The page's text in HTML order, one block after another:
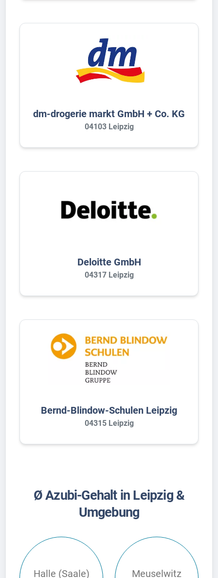
dm-drogerie markt GmbH + Co. KG
04103 Leipzig
Deloitte GmbH
04317 Leipzig
Bernd-Blindow-Schulen Leipzig
04315 Leipzig
Ø Azubi-Gehalt in Leipzig &
Umgebung
Halle (Saale) Meuselwitz